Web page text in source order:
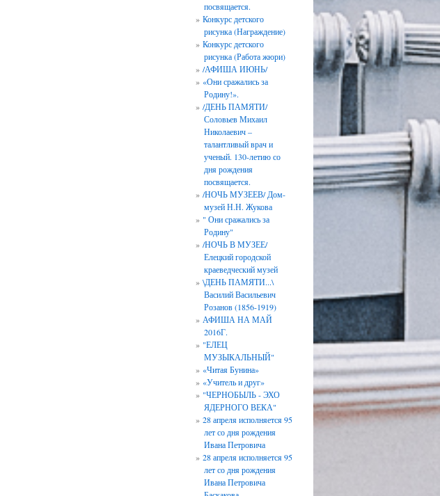
посвящается.
Конкурс детского
рисунка (Награждение)
Конкурс детского
рисунка (Работа жюри)
/АФИША ИЮНЬ/
«Они сражались за
Родину!».
/ДЕНЬ ПАМЯТИ/
Соловьев Михаил
Николаевич –
талантливый врач и
ученый. 130-летию со
дня рождения
посвящается.
/НОЧЬ МУЗЕЕВ/ Дом-
музей Н.Н. Жукова
" Они сражались за
Родину"
/НОЧЬ В МУЗЕЕ/
Елецкий городской
краеведческий музей
\ДЕНЬ ПАМЯТИ...\
Василий Васильевич
Розанов (1856-1919)
АФИША НА МАЙ
2016Г.
"ЕЛЕЦ
МУЗЫКАЛЬНЫЙ"
«Читая Бунина»
«Учитель и друг»
"ЧЕРНОБЫЛЬ - ЭХО
ЯДЕРНОГО ВЕКА"
28 апреля исполняется 95
лет со дня рождения
Ивана Петровича
28 апреля исполняется 95
лет со дня рождения
Ивана Петровича